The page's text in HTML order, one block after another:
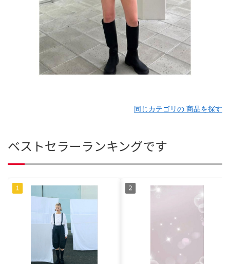
同じカテゴリの 商品を探す
ベストセラーランキングです